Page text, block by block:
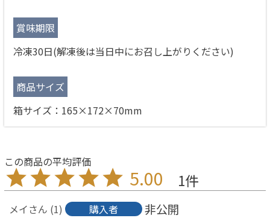
賞味期限
冷凍30日(解凍後は当日中にお召し上がりください)
商品サイズ
箱サイズ：165×172×70mm
5.00 1
メイ 1 購入者
非公開